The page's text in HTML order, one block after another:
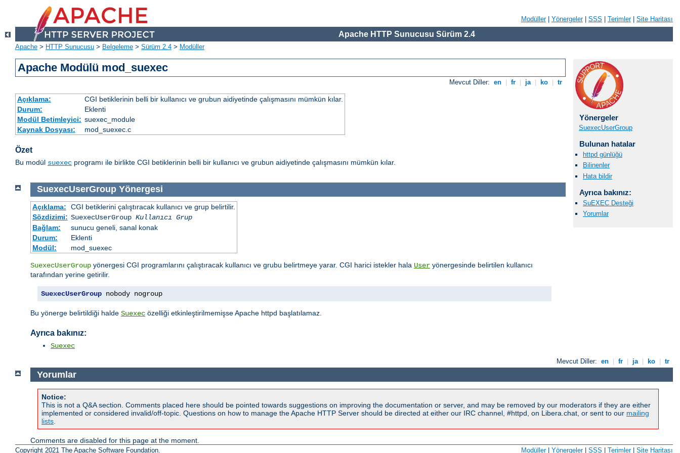
Modüller| Yönergeler| SSS Terimler| Site Haritası
Apache HTTP Sunucusu Sürüm 2.4
Apache > HTTP Sunucusu > Belgeleme > Sürüm 2.4 > Modüller
Apache Modülü mod_suexec
Mevcut Diller: en fr ja ko tr
Açıklama:
CGI betiklerinin belli bir kullanıcı ve grubun aidiyetinde çalışmasını mümkün kılar.
Durum:
Eklenti
Modül Betimleyici: suexec_module
Kaynak Dosyası:
mod_suexec.c
Özet
Bu modül suexec programı ile birlikte CGI betiklerinin belli bir kullanıcı ve grubun aidiyetinde çalışmasını mümkün kılar.
Yönergeler
SuexecUserGroup
Bulunan hatalar
httpd günlüğü
Bilinenler
Hata bildir
Ayrıca bakınız:
SuEXEC Desteği
Yorumlar
SuexecUserGroup Yönergesi
Açıklama:
CGI betiklerini çalıştıracak kullanıcı ve grup belirtilir.
Sözdizimi: SuexecUserGroup Kullanıcı Grup
Bağlam:
sunucu geneli, sanal konak
Durum:
Eklenti
Modül:
mod_suexec
SuexecUserGroup yönergesi CGI programlarını çalıştıracak kullanıcı ve grubu belirtmeye yarar. CGI harici istekler hala User yönergesinde belirtilen kullanıcı
tarafından yerine getirilir.
SuexecUserGroup nobody nogroup
Bu yönerge belirtildiği halde Suexec özelliği etkinleştirilmemişse Apache httpd başlatılamaz.
Ayrıca bakınız:
Suexec
Mevcut Diller: en fr ja ko tr
Yorumlar
Notice:
This is not a Q&A section. Comments placed here should be pointed towards suggestions on improving the documentation or server, and may be removed by our moderators if they are either
implemented or considered invalid/off-topic. Questions on how to manage the Apache HTTP Server should be directed at either our IRC channel, #httpd, on Libera.chat, or sent to our mailing
lists.
Comments are disabled for this page at the moment.
Copyright 2021 The Apache Software Foundation. Modüller| Yönergeler| SSS Terimler| Site Haritası